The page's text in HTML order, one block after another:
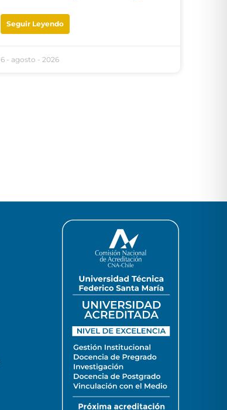
Seguir Leyendo
6 - agosto - 2026